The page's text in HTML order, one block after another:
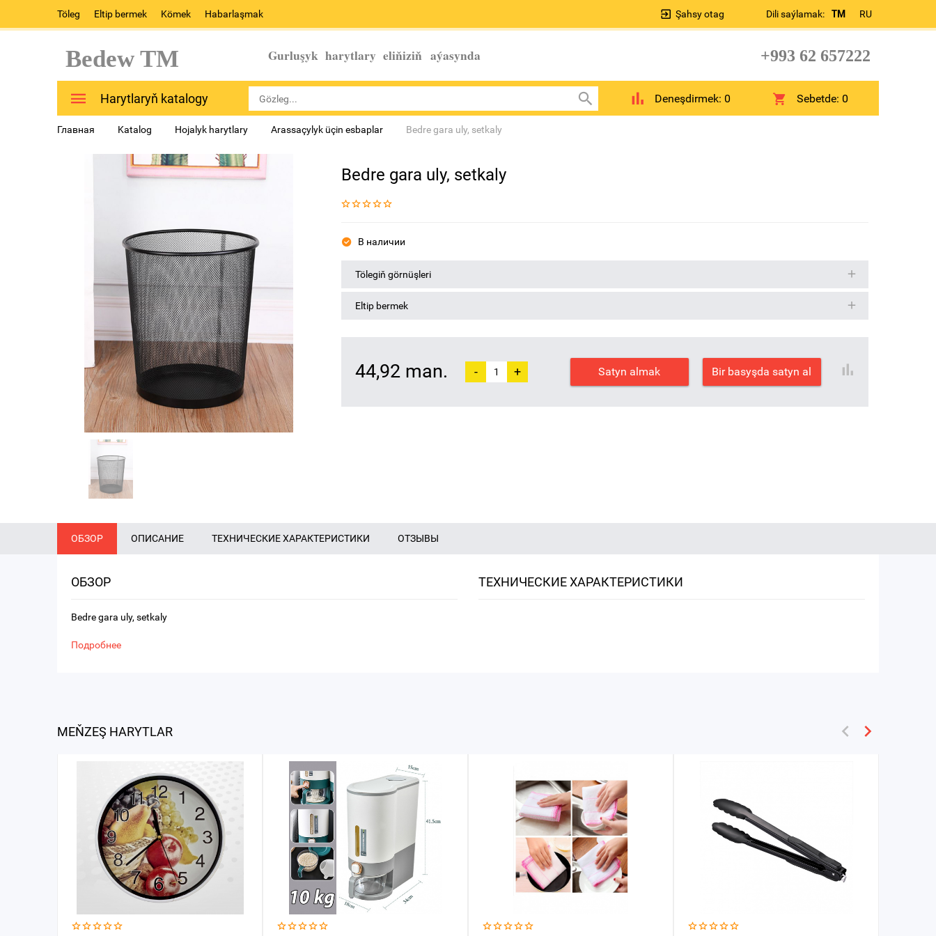
Töleg Eltip bermek Kömek Habarlaşmak Dili saýlamak: TM RU
Şahsy otag
Bedew TM Gurluşyk harytlary eliňiziň aýasynda +993 62 657222
Harytlaryň katalogy Deneşdirmek: 0 Sebetde:0
Главная Katalog Hojalyk harytlary Arassaçylyk üçin esbaplar Bedre gara uly, setkaly
Bedre gara uly, setkaly
В наличии
Tölegiň görnüşleri
Eltip bermek
44,92 man. - + Satyn almak Bir basyşda satyn al
ОБЗОР ОПИСАНИЕ ТЕХНИЧЕСКИЕ ХАРАКТЕРИСТИКИ ОТЗЫВЫ
ОБЗОР
Bedre gara uly, setkaly
Подробнее
ТЕХНИЧЕСКИЕ ХАРАКТЕРИСТИКИ
MEŇZEŞ HARYTLAR